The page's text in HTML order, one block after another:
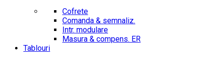
Cofrete
Comanda & semnaliz.
Intr. modulare
Masura & compens. ER
Tablouri